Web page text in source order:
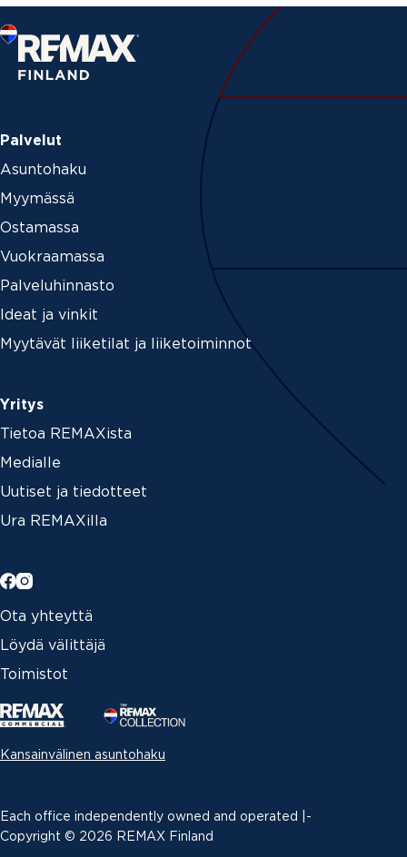
Palvelut
Asuntohaku
Myymässä
Ostamassa
Vuokraamassa
Palveluhinnasto
Ideat ja vinkit
Myytävät liiketilat ja liiketoiminnot
Yritys
Tietoa REMAXista
Medialle
Uutiset ja tiedotteet
Ura REMAXilla
Ota yhteyttä
Löydä välittäjä
Toimistot
Kansainvälinen asuntohaku
Each office independently owned and operated |­
Copyright © 2026 REMAX Finland